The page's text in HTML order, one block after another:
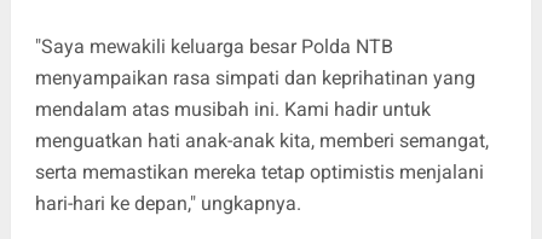
"Saya mewakili keluarga besar Polda NTB
menyampaikan rasa simpati dan keprihatinan yang
mendalam atas musibah ini. Kami hadir untuk
menguatkan hati anak-anak kita, memberi semangat,
serta memastikan mereka tetap optimistis menjalani
hari-hari ke depan," ungkapnya.